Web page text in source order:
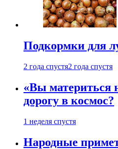
Подкормки для
2 года спустя2 года спустя
«Вы материться
дорогу в космос?
1 неделя спустя
Народные